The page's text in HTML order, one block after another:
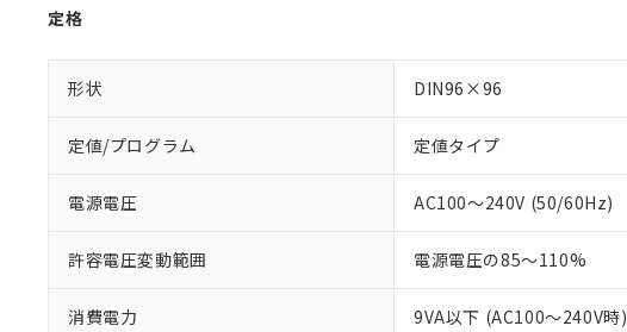
定格
形状 DIN96×96
定値/プログラム 定値タイプ
電源電圧 AC100～240V (50/60Hz)
許容電圧変動範囲 電源電圧の85～110%
消費電力 9VA以下 (AC100～240V時)